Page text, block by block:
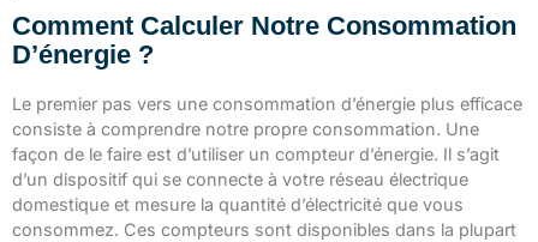
Comment Calculer Notre Consommation
D’énergie ?
Le premier pas vers une consommation d’énergie plus efficace
consiste à comprendre notre propre consommation. Une
façon de le faire est d’utiliser un compteur d’énergie. Il s’agit
d’un dispositif qui se connecte à votre réseau électrique
domestique et mesure la quantité d’électricité que vous
consommez. Ces compteurs sont disponibles dans la plupart